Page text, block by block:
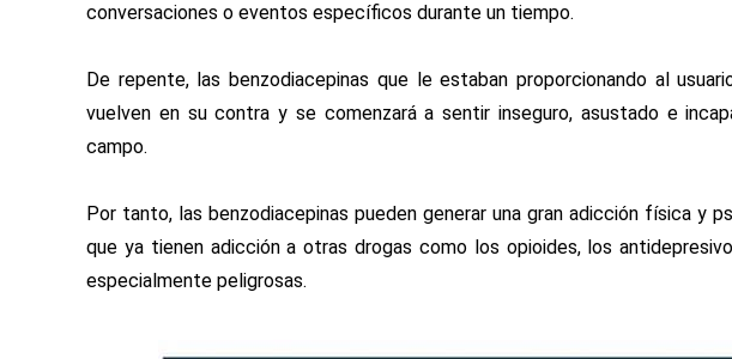
conversaciones o eventos específicos durante un tiempo.
De repente, las benzodiacepinas que le estaban proporcionando al
vuelven en su contra y se comenzará a sentir inseguro, asustado e
campo.
Por tanto, las benzodiacepinas pueden generar una gran adicción física y
que ya tienen adicción a otras drogas como los opioides, los
especialmente peligrosas.